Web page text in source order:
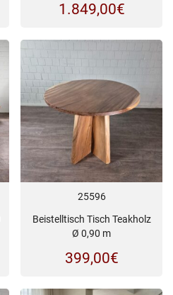
1.849,00€
25596
Beistelltisch Tisch Teakholz
Ø 0,90 m
399,00€